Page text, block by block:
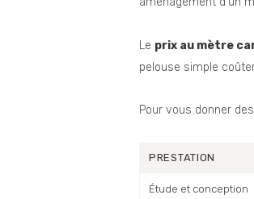
Le prix au mètre
pelouse simple
Pour vous donner
PRESTATION
Étude et conception